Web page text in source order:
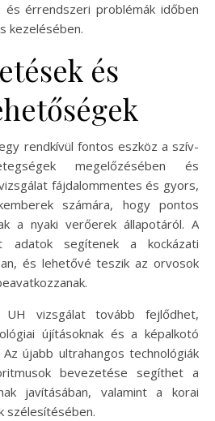
érrendszeri problémák időben
kezelésében.
és
rendkívül fontos eszköz a szív-
megelőzésében és
fájdalommentes és gyors,
számára, hogy pontos
a nyaki verőerek állapotáról. A
adatok segítenek a kockázati
és lehetővé teszik az orvosok
vizsgálat tovább fejlődhet,
újításoknak és a képalkotó
újabb ultrahangos technológiák
bevezetése segíthet a
javításában, valamint a korai
szélesítésében.